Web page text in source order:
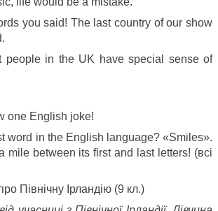
you said! The last country of our show
people in the UK have special sense of
one English joke!
word in the English language? «Smiles».
mile between its first and last letters! (всі
Північну Ірландію (9 кл.)